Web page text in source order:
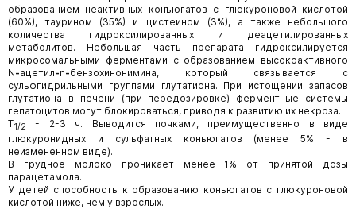
образованием неактивных конъюгатов с глюкуроновой кислотой
(60%), таурином (35%) и цистеином (3%), а также небольшого
количества гидроксилированных и деацетилированных
метаболитов. Небольшая часть препарата гидроксилируется
микросомальными ферментами с образованием высокоактивного
N-ацетил-n-бензохинонимина, который связывается с
сульфгидрильными группами глутатиона. При истощении запасов
глутатиона в печени (при передозировке) ферментные системы
гепатоцитов могут блокироваться, приводя к развитию их некроза.
T1/2
- 2-3 ч. Выводится почками, преимущественно в виде
глюкуронидных и сульфатных конъюгатов (менее 5% - в
неизмененном виде).
В грудное молоко проникает менее 1% от принятой дозы
парацетамола.
У детей способность к образованию конъюгатов с глюкуроновой
кислотой ниже, чем у взрослых.